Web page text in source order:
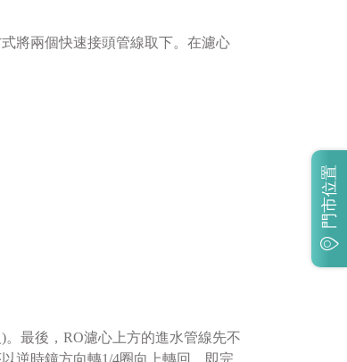
將兩個快速接頭管線取下。在濾心
最後，RO濾心上方的進水管線先不
門市位置